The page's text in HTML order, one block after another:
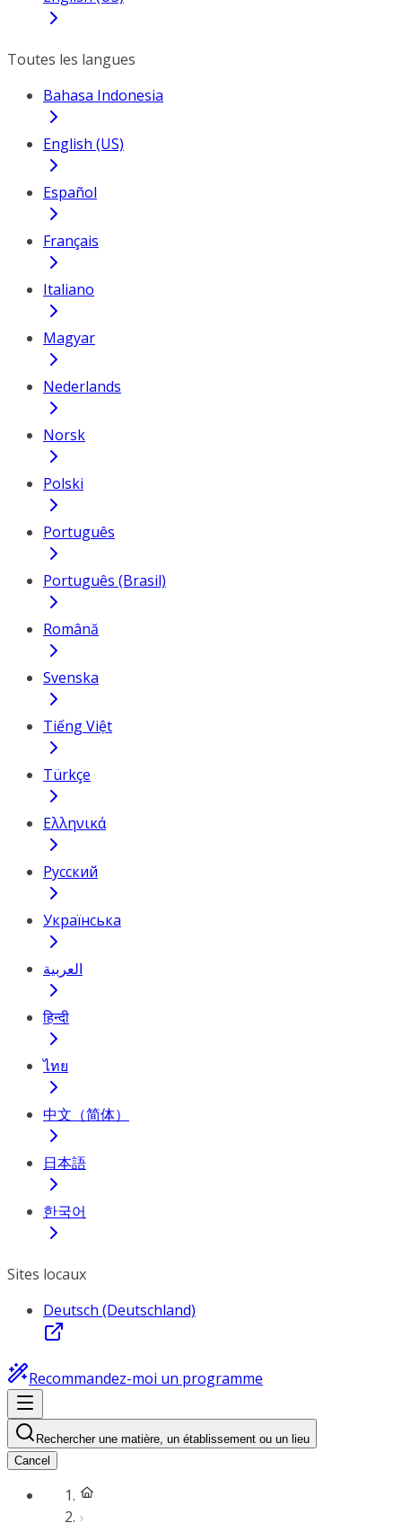
Toutes les langues
Bahasa Indonesia
English (US)
Español
Français
Italiano
Magyar
Nederlands
Norsk
Polski
Português
Português (Brasil)
Română
Svenska
Tiếng Việt
Türkçe
Ελληνικά
Русский
Українська
العربية
हिन्दी
ไทย
中文（简体）
日本語
한국어
Sites locaux
Deutsch (Deutschland)
Recommandez-moi un programme
Rechercher une matière, un établissement ou un lieu
Cancel